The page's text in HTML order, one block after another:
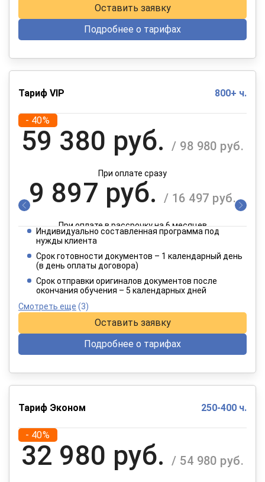
Оставить заявку
Подробнее о тарифах
Тариф VIP 800+ ч.
- 40%
59 380 руб. / 98 980 руб.
При оплате сразу
9 897 руб. / 16 497 руб.
При оплате в рассрочку на 6 месяцев
4 949 руб. / 8 249 руб.
При оплате в рассрочку на 12 месяцев
Индивидуально составленная программа под
нужды клиента
Срок готовности документов – 1 календарный день
(в день оплаты договора)
Срок отправки оригиналов документов после
окончания обучения – 5 календарных дней
Смотреть еще (3)
Оставить заявку
Подробнее о тарифах
Тариф Эконом 250-400 ч.
- 40%
32 980 руб. / 54 980 руб.